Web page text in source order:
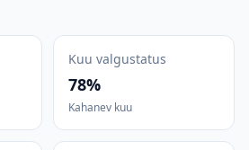
Kuu valgustatus
78%
Kahanev kuu